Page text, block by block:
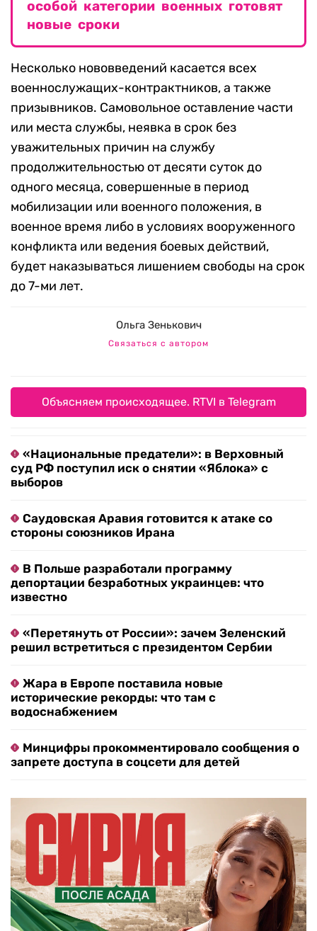
особой категории военных готовят
новые сроки
Несколько нововведений касается всех
военнослужащих-контрактников, а также
призывников. Самовольное оставление части
или места службы, неявка в срок без
уважительных причин на службу
продолжительностью от десяти суток до
одного месяца, совершенные в период
мобилизации или военного положения, в
военное время либо в условиях вооруженного
конфликта или ведения боевых действий,
будет наказываться лишением свободы на срок
до 7-ми лет.
Ольга Зенькович
Связаться с автором
Объясняем происходящее. RTVI в Telegram
«Национальные предатели»: в Верховный
суд РФ поступил иск о снятии «Яблока» с
выборов
Саудовская Аравия готовится к атаке со
стороны союзников Ирана
В Польше разработали программу
депортации безработных украинцев: что
известно
«Перетянуть от России»: зачем Зеленский
решил встретиться с президентом Сербии
Жара в Европе поставила новые
исторические рекорды: что там с
водоснабжением
Минцифры прокомментировало сообщения о
запрете доступа в соцсети для детей